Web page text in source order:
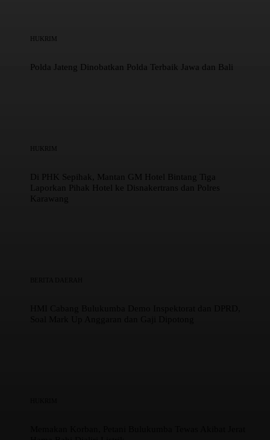
HUKRIM
Polda Jateng Dinobatkan Polda Terbaik Jawa dan Bali
HUKRIM
Di PHK Sepihak, Mantan GM Hotel Bintang Tiga
Laporkan Pihak Hotel ke Disnakertrans dan Polres
Karawang